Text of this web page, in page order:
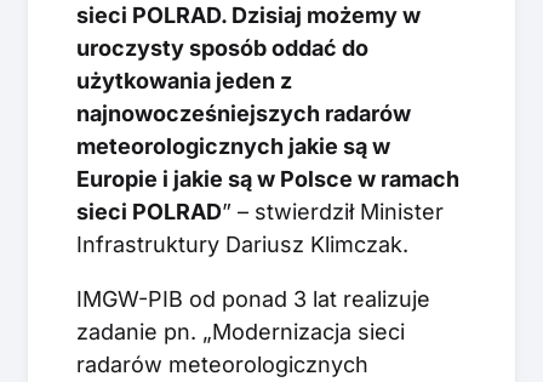
sieci POLRAD. Dzisiaj możemy w
uroczysty sposób oddać do
użytkowania jeden z
najnowocześniejszych radarów
meteorologicznych jakie są w
Europie i jakie są w Polsce w ramach
sieci POLRAD” – stwierdził Minister
Infrastruktury Dariusz Klimczak.
IMGW-PIB od ponad 3 lat realizuje
zadanie pn. „Modernizacja sieci
radarów meteorologicznych